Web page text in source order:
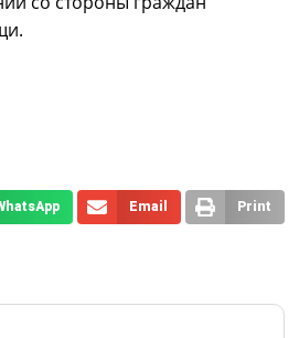
Email Print